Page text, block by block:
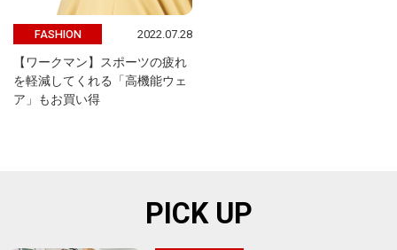
FASHION 2022.07.28
【ワークマン】スポーツの疲れ
を軽減してくれる「高機能ウェ
ア」もお買い得
PICK UP